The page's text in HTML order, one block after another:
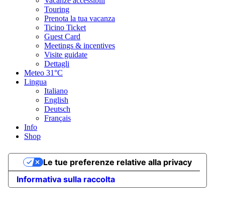
Touring
Prenota la tua vacanza
Ticino Ticket
Guest Card
Meetings & incentives
Visite guidate
Dettagli
Meteo 31°C
Lingua
Italiano
English
Deutsch
Français
Info
Shop
Informativa sulla raccolta
Le tue preferenze relative alla privacy